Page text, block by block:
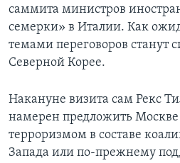
саммита министров
семерки» в Италии. Как
темами переговоров станут
Северной Корее.
Накануне визита сам Рекс
намерен предложить Москве
терроризмом в составе
Запада или по-прежнему